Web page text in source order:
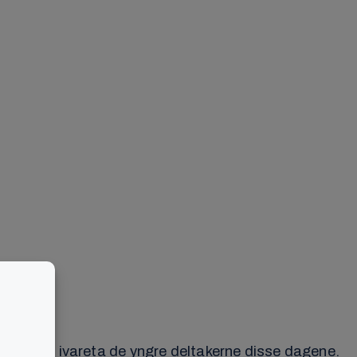
skal ivareta de yngre deltakerne disse dagene.